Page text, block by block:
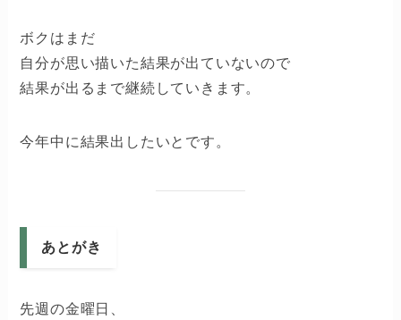
ボクはまだ
自分が思い描いた結果が出ていないので
結果が出るまで継続していきます。
今年中に結果出したいとです。
あとがき
先週の金曜日、